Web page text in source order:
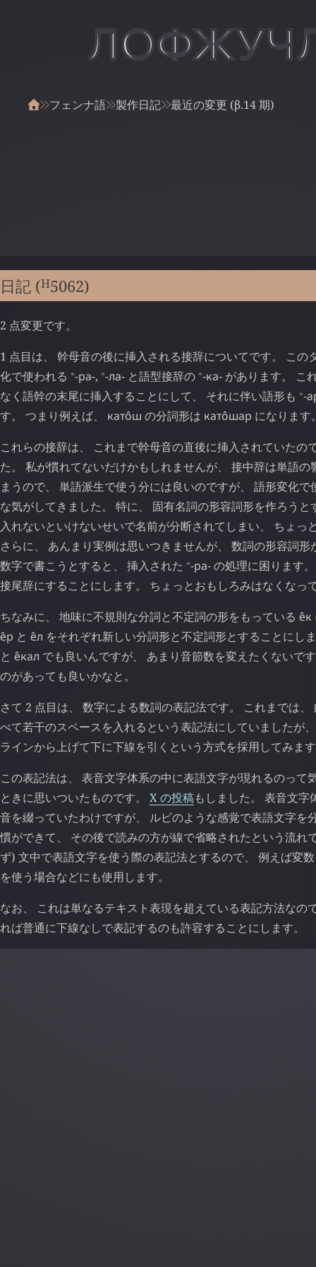
フェンナ語 製作日記 最近の変更 (β.14 期)
日記 (H5062)
2 点変更です。
1 点目は、 幹母音の後に挿入される接辞についてです。 この
化で使われる ⁎-ра-, ⁎-ла- と語型接辞の ⁎-ка- があります。 こ
なく語幹の末尾に挿入することにして、 それに伴い語形も ⁎-
す。 つまり例えば、 като̂ш の分詞形は като̂шар になります
これらの接辞は、 これまで幹母音の直後に挿入されていたの
た。 私が慣れてないだけかもしれませんが、 接中辞は単語
まうので、 単語派生で使う分には良いのですが、 語形変化
な気がしてきました。 特に、 固有名詞の形容詞形を作ろう
入れないといけないせいで名前が分断されてしまい、 ちょっ
さらに、 あんまり実例は思いつきませんが、 数詞の形容詞
数字で書こうとすると、 挿入された ⁎-ра-の処理に困ります
接尾辞にすることにします。 ちょっとおもしろみはなくなっ
ちなみに、 地味に不規則な分詞と不定詞の形をもっている е̂к
е̂р と е̂л をそれぞれ新しい分詞形と不定詞形とすることにし
と е̂кал でも良いんですが、 あまり音節数を変えたくないで
のがあっても良いかなと。
さて 2 点目は、 数字による数詞の表記法です。 これまでは
べて若干のスペースを入れるという表記法にしていましたが
ラインから上げて下に下線を引くという方式を採用してみま
この表記法は、 表音文字体系の中に表語文字が現れるのって
ときに思いついたものです。 X の投稿もしました。 表音文
音を綴っていたわけですが、 ルビのような感覚で表語文字を
慣ができて、 その後で読みの方が線で省略されたという流れ
ず) 文中で表語文字を使う際の表記法とするので、 例えば変
を使う場合などにも使用します。
なお、 これは単なるテキスト表現を超えている表記方法なの
れば普通に下線なしで表記するのも許容することにします。